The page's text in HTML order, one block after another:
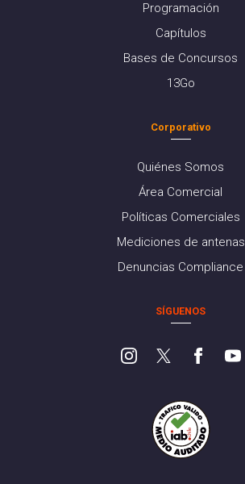
Programación
Capítulos
Bases de Concursos
13Go
Corporativo
Quiénes Somos
Área Comercial
Políticas Comerciales
Mediciones de antenas
Denuncias Compliance
SÍGUENOS